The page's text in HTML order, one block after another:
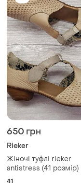
650 грн
Rieker
Жіночі туфлі rieker
antistress (41 розмір)
41